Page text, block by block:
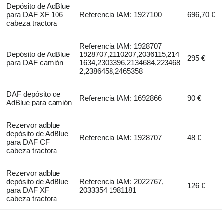
Depósito de AdBlue
para DAF XF 106
cabeza tractora
Referencia IAM: 1927100 696,70 €
Depósito de AdBlue
para DAF camión
Referencia IAM: 1928707
1928707,2110207,2036115,214
1634,2303396,2134684,223468
2,2386458,2465358
295 €
DAF depósito de
AdBlue para camión
Referencia IAM: 1692866 90 €
Rezervor adblue
depósito de AdBlue
para DAF CF
cabeza tractora
Referencia IAM: 1928707 48 €
Rezervor adblue
depósito de AdBlue
para DAF XF
cabeza tractora
Referencia IAM: 2022767,
2033354 1981181
126 €